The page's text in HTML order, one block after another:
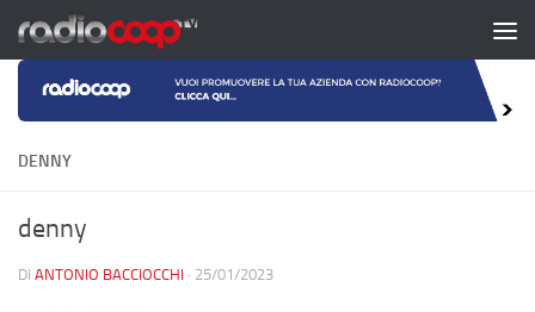
Salta al contenuto
DENNY
denny
DI ANTONIO BACCIOCCHI · 25/01/2023